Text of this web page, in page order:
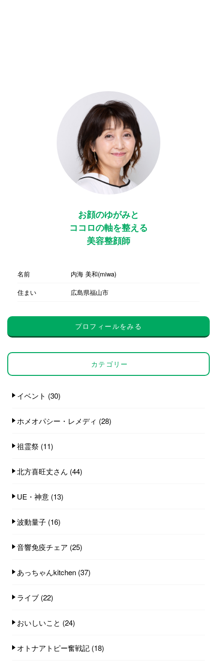
お顔のゆがみと
ココロの軸を整える
美容整顔師
名前
内海 美和(miwa)
住まい
広島県福山市
プロフィールをみる
カテゴリー
イベント (30)
ホメオパシー・レメディ (28)
祖霊祭 (11)
北方喜旺丈さん (44)
UE・神意 (13)
波動量子 (16)
音響免疫チェア (25)
あっちゃんkitchen (37)
ライブ (22)
おいしいこと (24)
オトナアトピー奮戦記 (18)